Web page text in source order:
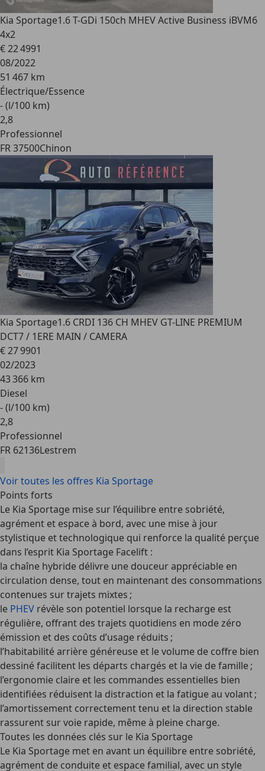
Kia Sportage1.6 T-GDi 150ch MHEV Active Business iBVM6
4x2
€ 22 4991
08/2022
51 467 km
Électrique/Essence
- (l/100 km)
2,8
Professionnel
FR 37500Chinon
Kia Sportage1.6 CRDI 136 CH MHEV GT-LINE PREMIUM
DCT7 / 1ERE MAIN / CAMERA
€ 27 9901
02/2023
43 366 km
Diesel
- (l/100 km)
2,8
Professionnel
FR 62136Lestrem
Voir toutes les offres Kia Sportage
Points forts
Le Kia Sportage mise sur l’équilibre entre sobriété,
agrément et espace à bord, avec une mise à jour
stylistique et technologique qui renforce la qualité perçue
dans l’esprit Kia Sportage Facelift :
la chaîne hybride délivre une douceur appréciable en
circulation dense, tout en maintenant des consommations
contenues sur trajets mixtes ;
le PHEV révèle son potentiel lorsque la recharge est
régulière, offrant des trajets quotidiens en mode zéro
émission et des coûts d’usage réduits ;
l’habitabilité arrière généreuse et le volume de coffre bien
dessiné facilitent les départs chargés et la vie de famille ;
l’ergonomie claire et les commandes essentielles bien
identifiées réduisent la distraction et la fatigue au volant ;
l’amortissement correctement tenu et la direction stable
rassurent sur voie rapide, même à pleine charge.
Toutes les données clés sur le Kia Sportage
Le Kia Sportage met en avant un équilibre entre sobriété,
agrément de conduite et espace familial, avec un style